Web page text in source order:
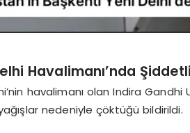
Havalimanı’nda
havalimanı olan Indira Gandhi
nedeniyle çöktüğü bildirildi.